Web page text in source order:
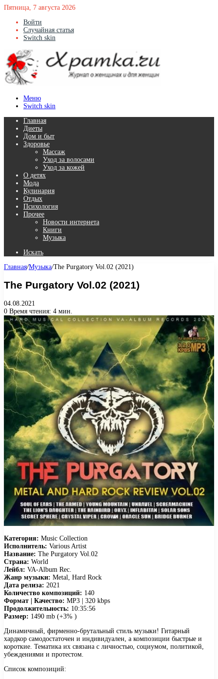
Пятница, 7 августа 2026
Войти
Случайная статья
Switch skin
Меню
Switch skin
Главная
Диеты
Дом и быт
Здоровье
Массаж
Уход за волосами
Уход за кожей
О детях
Мода
Кулинария
Отдых
Психология
Прочее
Новости интернета
Книги
Музыка
Искать
Главная/Музыка/The Purgatory Vol.02 (2021)
The Purgatory Vol.02 (2021)
04.08.2021
0 Время чтения: 4 мин.
Категория: Music Collection
Исполнитель: Various Artist
Название: The Purgatory Vol.02
Страна: World
Лейбл: VA-Album Rec.
Жанр музыки: Metal, Hard Rock
Дата релиза: 2021
Количество композиций: 140
Формат | Качество: MP3 | 320 kbps
Продолжительность: 10:35:56
Размер: 1490 mb (+3% )
Динамичный, фирменно-брутальный стиль музыки! Гитарный
хардкор самодостаточен и индивидуален, а композиции быстрые и
короткие. Тематика их связана с личностью, социумом, политикой,
убеждениями и протестом.
Список композиций: